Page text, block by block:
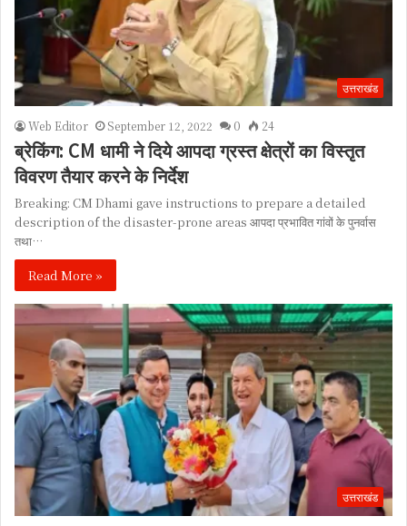
उत्तराखंड
Web Editor September 12, 2022 0 24
ब्रेकिंग: CM धामी ने दिये आपदा ग्रस्त क्षेत्रों का विस्तृत
विवरण तैयार करने के निर्देश
Breaking: CM Dhami gave instructions to prepare a detailed
description of the disaster-prone areas आपदा प्रभावित गांवों के पुनर्वास
तथा…
Read More »
उत्तराखंड